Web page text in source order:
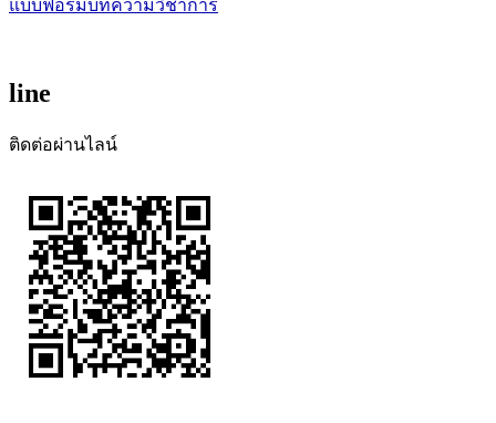
แบบฟอร์มบทความวิชาการ
line
ติดต่อผ่านไลน์